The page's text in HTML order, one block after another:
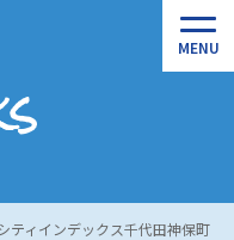
ティインデックス千代田神保町